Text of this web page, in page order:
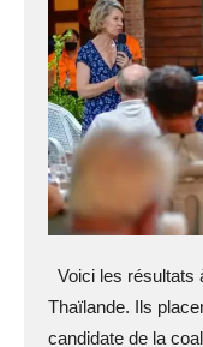
Voici les résultats
Thaïlande. Ils
candidate de la